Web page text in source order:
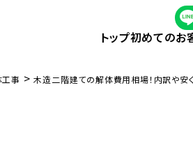
トップ初めてのお
事 >木造二階建ての解体費用相場！内訳や安